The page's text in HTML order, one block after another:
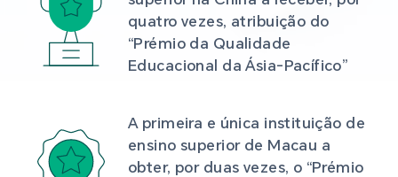
quatro vezes, atribuição do
“Prémio da Qualidade
Educacional da Ásia-Pacífico”
A primeira e única instituição de
ensino superior de Macau a
obter, por duas vezes, o “Prémio